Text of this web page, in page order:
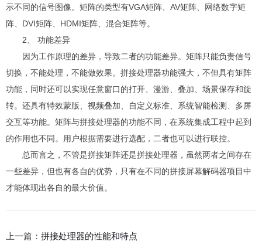
示不同的信号图像。矩阵的类型有VGA矩阵、AV矩阵、网络数字矩
阵、DVI矩阵、HDMI矩阵、混合矩阵等。
2、 功能差异
因为工作原理的差异，导致二者的功能差异。矩阵只能负责信号
切换，不能处理，不能做效果。拼接处理器功能强大，不但具有矩阵
功能，同时还可以实现任意窗口的打开、漫游、叠加、场景保存和旋
转。还具有特效蒙版、视频叠加、自定义标准、系统智能检测、多屏
交互等功能。矩阵与拼接处理器的功能不同，在系统集成工程中起到
的作用也不同。用户根据需要进行选配，二者也可以进行联控。
总而言之，不管是拼接矩阵还是拼接处理器，虽然两者之间存在
一些差异，但也有各自的优势，只有在不同的拼接屏幕解码器项目中
才能体现出各自的最大价值。
上一篇： 拼接处理器的性能和特点